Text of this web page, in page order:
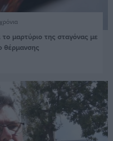
μαρτύριο της σταγόνας με
θέρμανσης